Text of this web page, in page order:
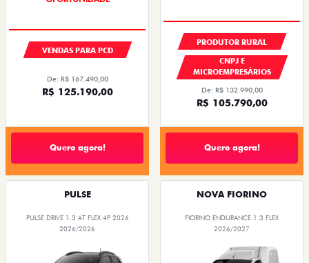
VENDAS PARA PCD
De: R$ 167.490,00
R$ 125.190,00
Quero agora!
PRODUTOR RURAL
CNPJ E
MICROEMPRESÁRIOS
De: R$ 132.990,00
R$ 105.790,00
Quero agora!
PULSE
PULSE DRIVE 1.3 AT FLEX 4P 2026
2026/2026
NOVA FIORINO
FIORINO ENDURANCE 1.3 FLEX
2026/2027